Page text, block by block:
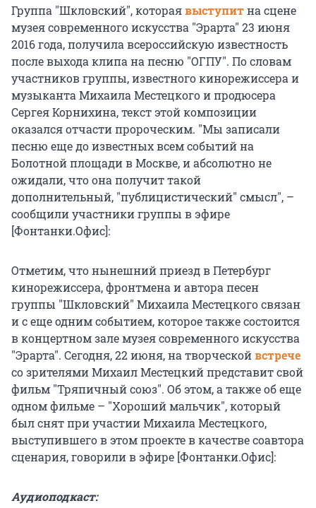
Группа "Шкловский", котораявыступитна сцене
музея современного искусства "Эрарта" 23 июня
2016 года, получила всероссийскую известность
после выхода клипа на песню "ОГПУ". По словам
участников группы, известного кинорежиссера и
музыканта Михаила Местецкого и продюсера
Сергея Корнихина, текст этой композиции
оказался отчасти пророческим. "Мы записали
песню еще до известных всем событий на
Болотной площади в Москве, и абсолютно не
ожидали, что она получит такой
дополнительный, "публицистический" смысл", –
сообщили участники группы в эфире
[Фонтанки.Офис]:
Отметим, что нынешний приезд в Петербург
кинорежиссера, фронтмена и автора песен
группы "Шкловский" Михаила Местецкого связан
и с еще одним событием, которое также состоится
в концертном зале музея современного искусства
"Эрарта". Сегодня, 22 июня, на творческойвстрече
со зрителями Михаил Местецкий представит свой
фильм "Тряпичный союз". Об этом, а также об еще
одном фильме – "Хороший мальчик", который
был снят при участии Михаила Местецкого,
выступившего в этом проекте в качестве соавтора
сценария, говорили в эфире [Фонтанки.Офис]:
Аудиоподкаст: